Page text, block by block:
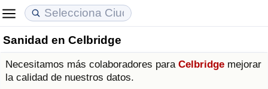
Sanidad en Celbridge
Necesitamos más colaboradores para Celbridge mejorar
la calidad de nuestros datos.
Coste de vida
Índice de Costo de Vida (Actual)
Precios de las propiedades
Índice de Precios de Inmuebles (Actual)
Calidad de Vida
Índice de Calidad de Vida